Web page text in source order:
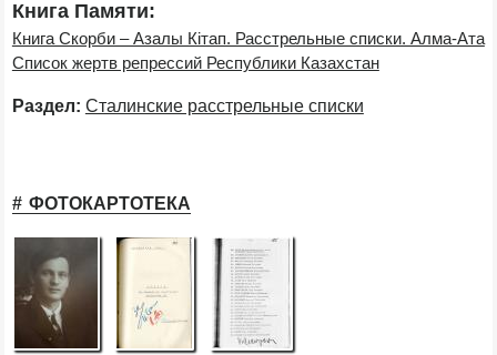
Книга Памяти:
Книга Скорби – Азалы Кiтап. Расстрельные списки. Алма-Ата
Список жертв репрессий Республики Казахстан
Раздел: Сталинские расстрельные списки
ФОТОКАРТОТЕКА